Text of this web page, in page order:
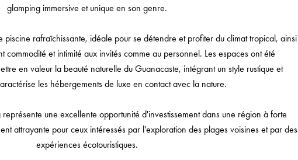
glamping immersive et unique en son genre.
piscine rafraîchissante, idéale pour se détendre et profiter du climat tropical, ainsi
commodité et intimité aux invités comme au personnel. Les espaces ont été
en valeur la beauté naturelle du Guanacaste, intégrant un style rustique et
les hébergements de luxe en contact avec la nature.
une excellente opportunité d'investissement dans une région à forte
attrayante pour ceux intéressés par l'exploration des plages voisines et par des
expériences écotouristiques.